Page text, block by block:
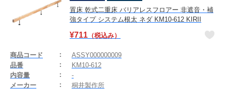
置床 乾式二重床 バリアレスフロアー 非遮音・補
強タイプ システム根太 ネダ KM10-612 KIRII
¥711 （税込み）
商品コード
ASSY000000009
品番
KM10-612
内容量
-
メーカー
桐井製作所